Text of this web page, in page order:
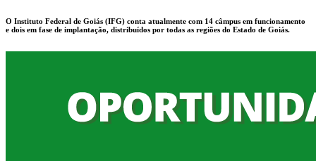
O Instituto Federal de Goiás (IFG) conta atualmente com 14 câmpus em funcionamento
e dois em fase de implantação, distribuídos por todas as regiões do Estado de Goiás.